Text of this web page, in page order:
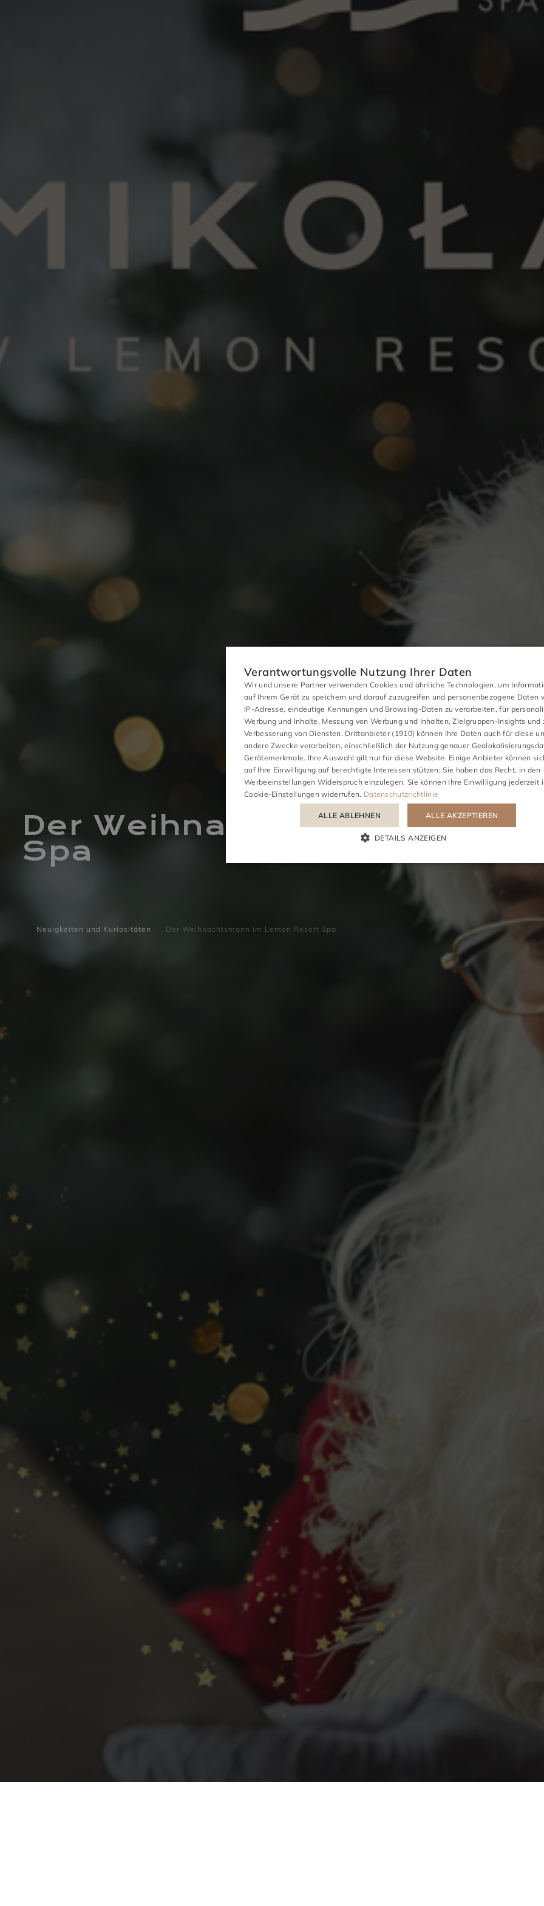
TREFFEN
Der Weihnachtsmann im
Spa
Neuigkeiten und Kuriositäten Der Weihnachtsmann im Lemon Resort Spa
Verantwortungsvolle Nutzung Ihrer Daten
Wir und unsere Partner verwenden Cookies und ähnliche Technologien, um
auf Ihrem Gerät zu speichern und darauf zuzugreifen und personenbezogene Daten
IP-Adresse, eindeutige Kennungen und Browsing-Daten zu verarbeiten, für
Werbung und Inhalte, Messung von Werbung und Inhalten, Zielgruppen-Insights und
Verbesserung von Diensten. Drittanbieter (1910) können Ihre Daten auch für diese
andere Zwecke verarbeiten, einschließlich der Nutzung genauer
Gerätemerkmale. Ihre Auswahl gilt nur für diese Website. Einige Anbieter können
auf Ihre Einwilligung auf berechtigte Interessen stützen; Sie haben das Recht, in den
Werbeeinstellungen Widerspruch einzulegen. Sie können Ihre Einwilligung jederzeit
Cookie-Einstellungen widerrufen. Datenschutzrichtlinie
ALLE AKZEPTIEREN
ALLE ABLEHNEN
DETAILS ANZEIGEN